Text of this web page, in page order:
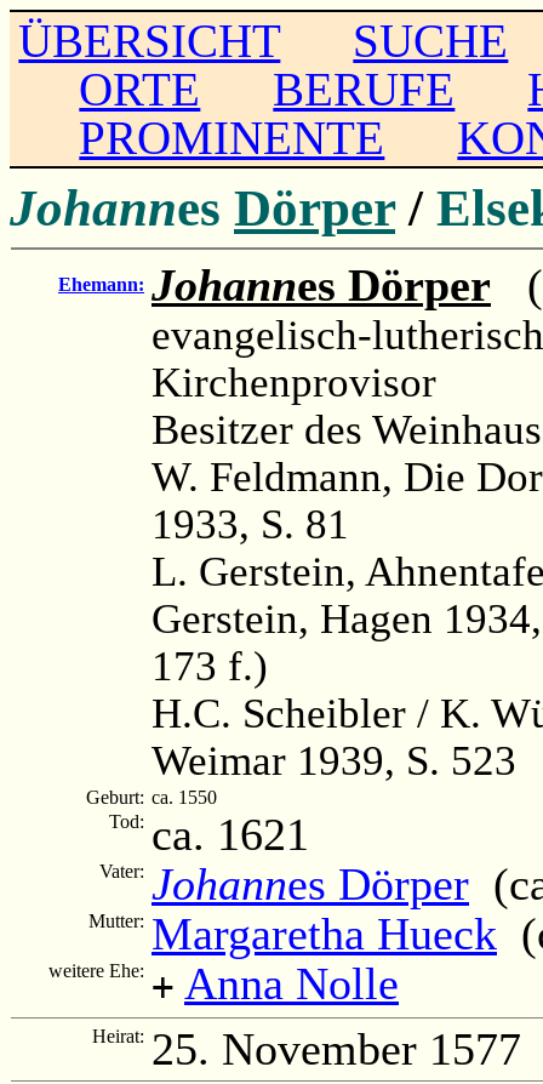
ÜBERSICHT
SUCHE
ORTE
BERUFE
PROMINENTE
Johannes Dörper /
Ehemann: Johannes Dörper
evangelisch-
Kirchenprovisor
Besitzer des
W. Feldmann, Die
1933, S. 81
L. Gerstein,
Gerstein, Hagen
173 f.)
H.C. Scheibler / K.
Weimar 1939, S. 523
Geburt: ca. 1550
Tod: ca. 1621
Vater: Johannes Dörper
Mutter: Margaretha Hueck
weitere Ehe: + Anna Nolle
Heirat: 25. November 1577